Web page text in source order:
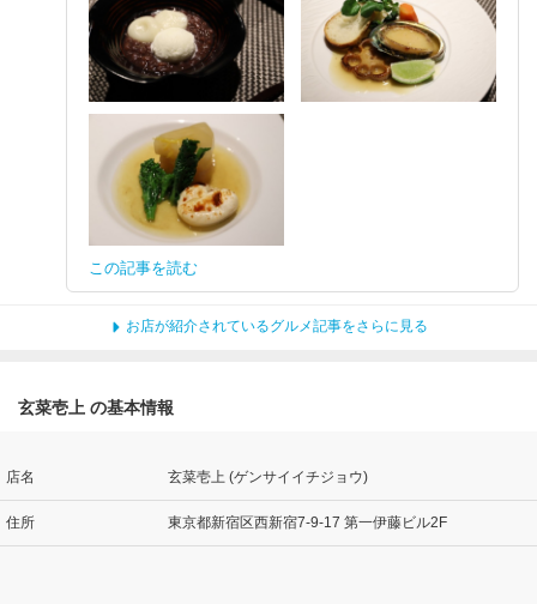
この記事を読む
お店が紹介されているグルメ記事をさらに見る
玄菜壱上 の基本情報
店名 玄菜壱上 (ゲンサイイチジョウ)
住所 東京都新宿区西新宿7-9-17 第一伊藤ビル2F